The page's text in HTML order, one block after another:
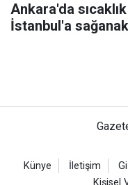
Ankara'da
İstanbul'a
Künye İletişim